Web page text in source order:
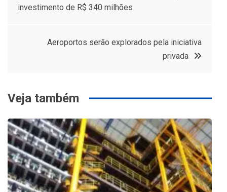
investimento de R$ 340 milhões
Aeroportos serão explorados pela iniciativa
privada
Veja também